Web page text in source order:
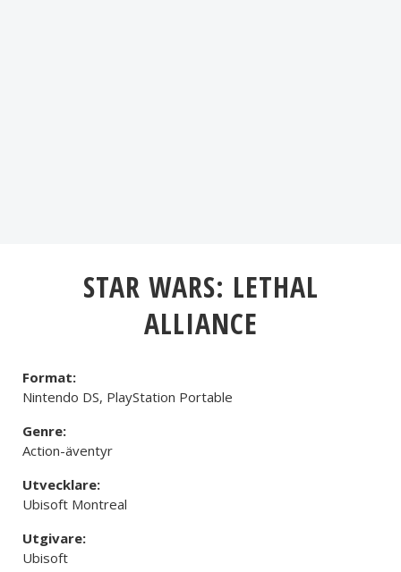
STAR WARS: LETHAL
ALLIANCE
Format:
Nintendo DS, PlayStation Portable
Genre:
Action-äventyr
Utvecklare:
Ubisoft Montreal
Utgivare:
Ubisoft